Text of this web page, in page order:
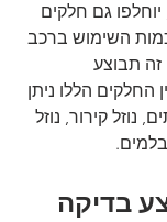
גם חלקים
השימוש ברכב
זה תבוצע
החלקים הללו ניתן
קירור, נוזל
בדיקה